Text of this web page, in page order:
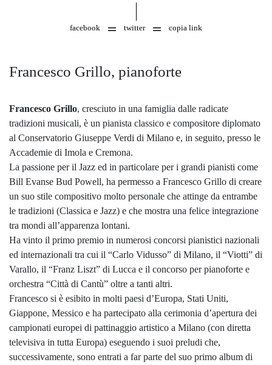
facebook twitter copia link
Francesco Grillo, pianoforte
Francesco Grillo, cresciuto in una famiglia dalle radicate
tradizioni musicali, è un pianista classico e compositore diplomato
al Conservatorio Giuseppe Verdi di Milano e, in seguito, presso le
Accademie di Imola e Cremona.
La passione per il Jazz ed in particolare per i grandi pianisti come
Bill Evanse Bud Powell, ha permesso a Francesco Grillo di creare
un suo stile compositivo molto personale che attinge da entrambe
le tradizioni (Classica e Jazz) e che mostra una felice integrazione
tra mondi all’apparenza lontani.
Ha vinto il primo premio in numerosi concorsi pianistici nazionali
ed internazionali tra cui il “Carlo Vidusso” di Milano, il “Viotti” di
Varallo, il “Franz Liszt” di Lucca e il concorso per pianoforte e
orchestra “Città di Cantù” oltre a tanti altri.
Francesco si è esibito in molti paesi d’Europa, Stati Uniti,
Giappone, Messico e ha partecipato alla cerimonia d’apertura dei
campionati europei di pattinaggio artistico a Milano (con diretta
televisiva in tutta Europa) eseguendo i suoi preludi che,
successivamente, sono entrati a far parte del suo primo album di